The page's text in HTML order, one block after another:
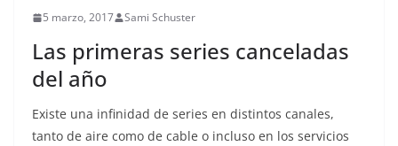
5 marzo, 2017 Sami Schuster
Las primeras series canceladas
del año
Existe una infinidad de series en distintos canales,
tanto de aire como de cable o incluso en los servicios